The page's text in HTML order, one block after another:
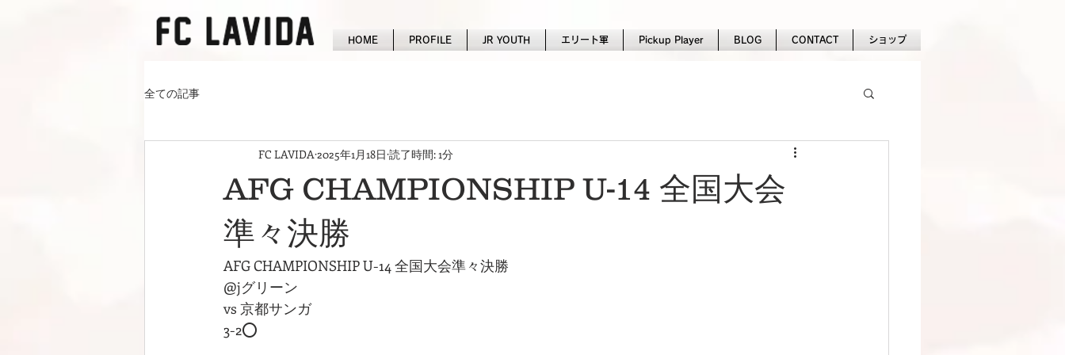
HOME PROFILE JR YOUTH エリート軍 Pickup Player BLOG CONTACT ショップ
全ての記事
AFG CHAMPIONSHIP U-14 全国大会
準々決勝
FC LAVIDA 2025年1月18日 読了時間: 1分
AFG CHAMPIONSHIP U-14 全国大会準々決勝
@jグリーン
vs 京都サンガ
3-2⭕️